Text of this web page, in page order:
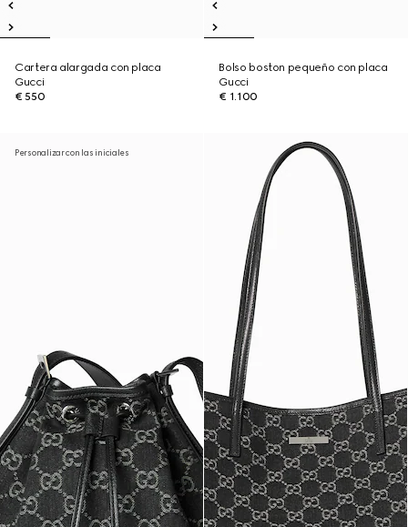
Cartera alargada con placa
Gucci
€ 550
Bolso boston pequeño con placa
Gucci
€ 1.100
Personalizar con las iniciales